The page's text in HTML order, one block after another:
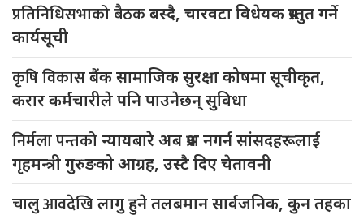
प्रतिनिधिसभाको बैठकबस्दै, चारवटा विधेयक प्रस्तुत गर्ने
कार्यसूची
कृषि विकासबैंक सामाजिक सुरक्षा कोषमा सूचीकृत,
करार कर्मचारीले पनि पाउनेछन् सुविधा
निर्मला पन्तकोन्यायबारे अब प्रश्न नगर्न सांसदहरूलाई
गृहमन्त्री गुरुङको आग्रह, उस्टै दिए चेतावनी
चालु आवदेखिलागु हुने तलबमान सार्वजनिक, कुन तहका